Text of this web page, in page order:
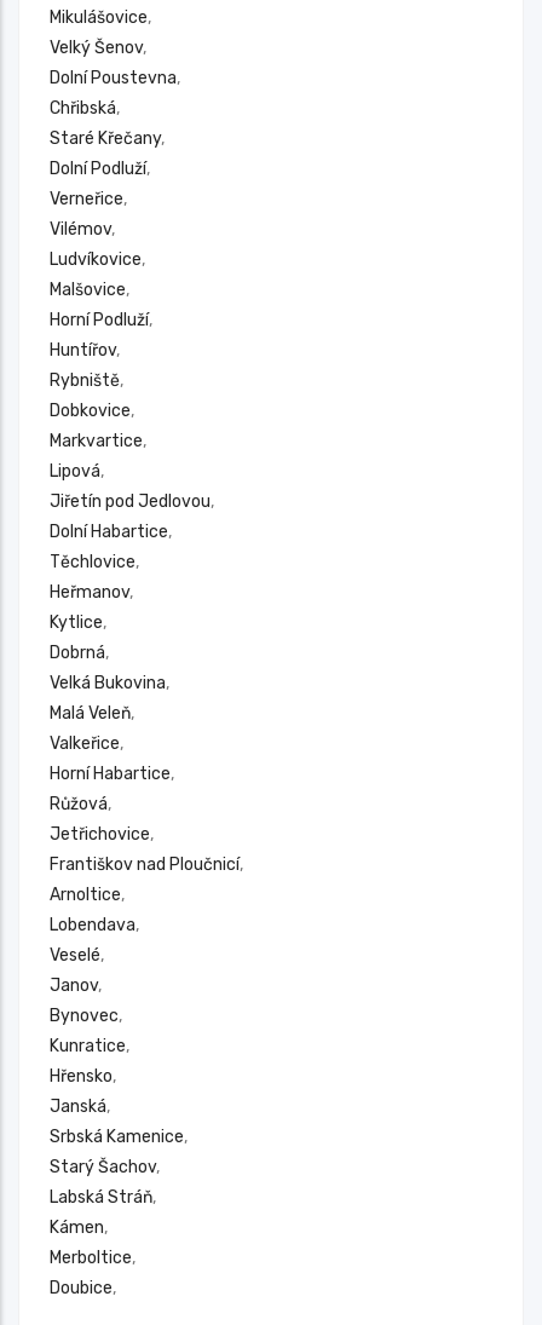
Mikulášovice,
Velký Šenov,
Dolní Poustevna,
Chřibská,
Staré Křečany,
Dolní Podluží,
Verneřice,
Vilémov,
Ludvíkovice,
Malšovice,
Horní Podluží,
Huntířov,
Rybniště,
Dobkovice,
Markvartice,
Lipová,
Jiřetín pod Jedlovou,
Dolní Habartice,
Těchlovice,
Heřmanov,
Kytlice,
Dobrná,
Velká Bukovina,
Malá Veleň,
Valkeřice,
Horní Habartice,
Růžová,
Jetřichovice,
Františkov nad Ploučnicí,
Arnoltice,
Lobendava,
Veselé,
Janov,
Bynovec,
Kunratice,
Hřensko,
Janská,
Srbská Kamenice,
Starý Šachov,
Labská Stráň,
Kámen,
Merboltice,
Doubice,